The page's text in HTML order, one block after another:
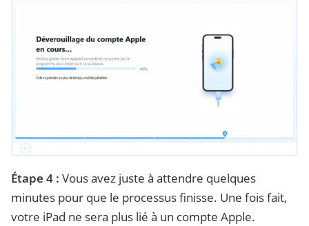
Étape 4 : Vous avez juste à attendre quelques
minutes pour que le processus finisse. Une fois fait,
votre iPad ne sera plus lié à un compte Apple.